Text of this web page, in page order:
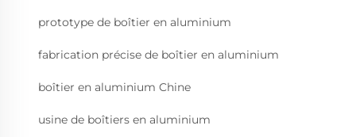
prototype de boîtier en aluminium
fabrication précise de boîtier en aluminium
boîtier en aluminium Chine
usine de boîtiers en aluminium